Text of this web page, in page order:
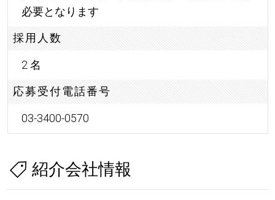
必要となります
採用人数
2 名
応募受付電話番号
03-3400-0570
紹介会社情報